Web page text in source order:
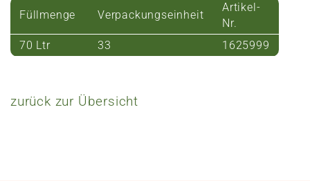
Füllmenge Verpackungseinheit
Artikel-
Nr.
70 Ltr
33 1625999
zurück zur Übersicht